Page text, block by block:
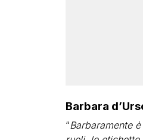
Barbara
“Barbaramente